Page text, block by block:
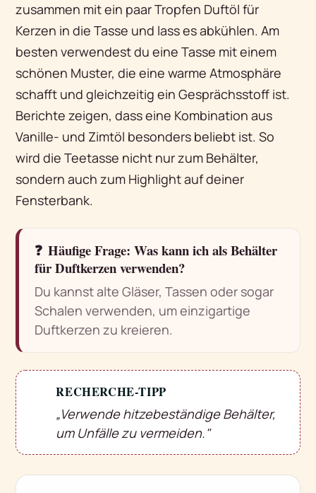
zusammen mit ein paar Tropfen Duftöl für
Kerzen in die Tasse und lass es abkühlen. Am
besten verwendest du eine Tasse mit einem
schönen Muster, die eine warme Atmosphäre
schafft und gleichzeitig ein Gesprächsstoff ist.
Berichte zeigen, dass eine Kombination aus
Vanille- und Zimtöl besonders beliebt ist. So
wird die Teetasse nicht nur zum Behälter,
sondern auch zum Highlight auf deiner
Fensterbank.
❓ Häufige Frage: Was kann ich als Behälter
für Duftkerzen verwenden?
Du kannst alte Gläser, Tassen oder sogar
Schalen verwenden, um einzigartige
Duftkerzen zu kreieren.
RECHERCHE-TIPP
„Verwende hitzebeständige Behälter,
um Unfälle zu vermeiden."